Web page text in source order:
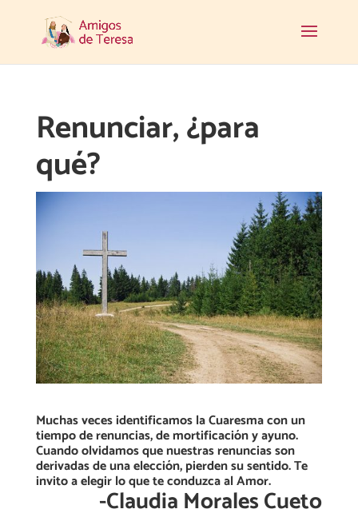
Renunciar, ¿para
qué?
Muchas veces identificamos la Cuaresma con un
tiempo de renuncias, de mortificación y ayuno.
Cuando olvidamos que nuestras renuncias son
derivadas de una elección, pierden su sentido. Te
invito a elegir lo que te conduzca al Amor.
-Claudia Morales Cueto